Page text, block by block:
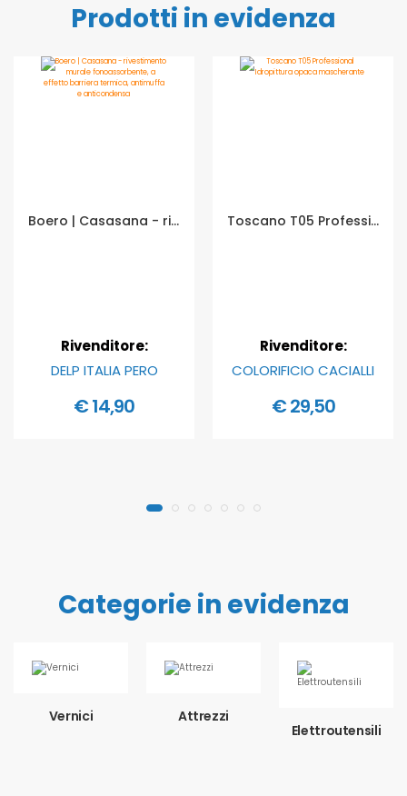
Prodotti in evidenza
Boero | Casasana - rivestimento murale fonoassorbente, a effetto barriera termica, antimuffa e anticondensa - Formato in litri: 1 lt
Rivenditore:
DELP ITALIA PERO
€ 14,90
Toscano T05 Professional Idropittura opaca mascherante - Formato in litri: 4 lt
Rivenditore:
COLORIFICIO CACIALLI
€ 29,50
Categorie in evidenza
Vernici
Attrezzi
Elettroutensili